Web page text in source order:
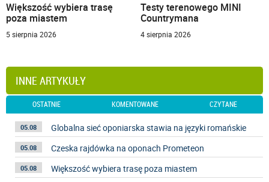
Większość wybiera trasę
poza miastem
5 sierpnia 2026
Testy terenowego MINI
Countrymana
4 sierpnia 2026
INNE ARTYKUŁY
OSTATNIE KOMENTOWANE CZYTANE
05.08 Globalna sieć oponiarska stawia na języki romańskie
05.08 Czeska rajdówka na oponach Prometeon
05.08 Większość wybiera trasę poza miastem